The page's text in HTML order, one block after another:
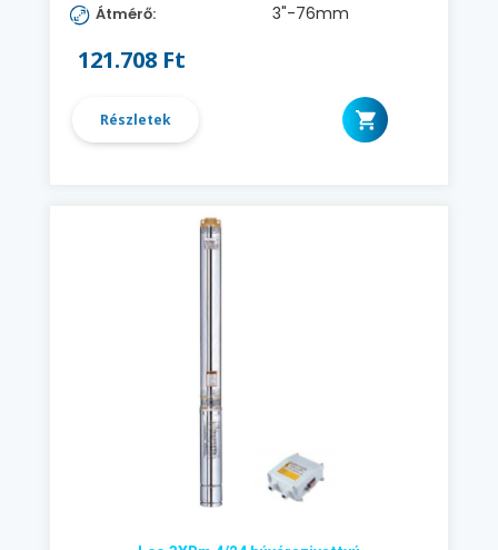
Átmérő: 3"-76mm
121.708 Ft
Részletek